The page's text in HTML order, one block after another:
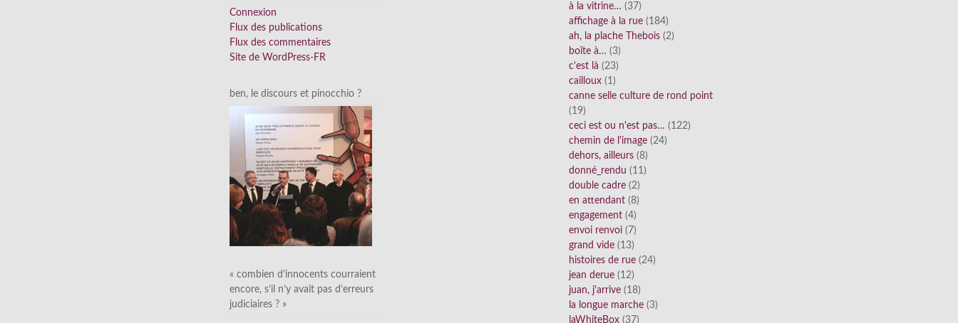
Connexion
Flux des publications
Flux des commentaires
Site de WordPress-FR
ben, le discours et pinocchio ?
« combien d’innocents courraient
encore, s’il n’y avait pas d’erreurs
judiciaires ? »
à la vitrine… (37)
affichage à la rue (184)
ah, la plache Thebois (2)
boîte à… (3)
c'est là (23)
cailloux (1)
canne selle culture de rond point
(19)
ceci est ou n'est pas… (122)
chemin de l'image (24)
dehors, ailleurs (8)
donné_rendu (11)
double cadre (2)
en attendant (8)
engagement (4)
envoi renvoi (7)
grand vide (13)
histoires de rue (24)
jean derue (12)
juan, j'arrive (18)
la longue marche (3)
laWhiteBox (37)